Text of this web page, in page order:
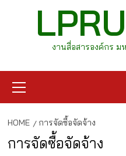
งานสื่อสารองค์กร ม
Menu
HOME การจัดซื้อจัดจ้าง
การจัดซื้อจัดจ้าง